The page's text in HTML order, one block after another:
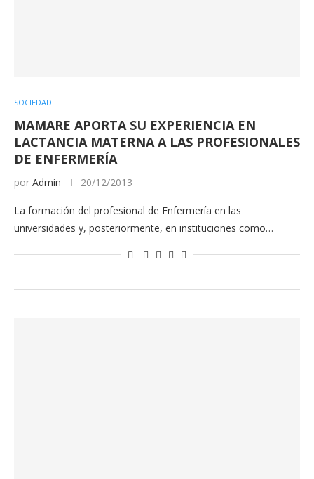
SOCIEDAD
MAMARE APORTA SU EXPERIENCIA EN
LACTANCIA MATERNA A LAS PROFESIONALES
DE ENFERMERÍA
por Admin 20/12/2013
La formación del profesional de Enfermería en las
universidades y, posteriormente, en instituciones como…